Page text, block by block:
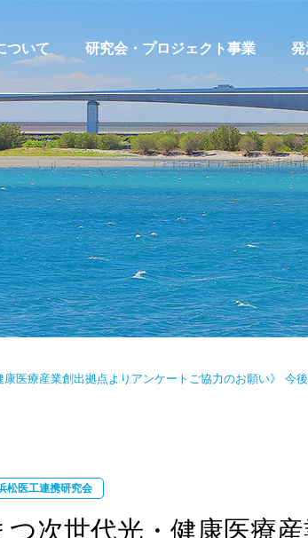
ついて 研究会・プロジェクト事業
宇宙航空技術利活用研究会
浜松医工連携研究会
環境・エネルギー活用研究会
浜松ロボット産業創成研究会
サプライヤー探索支援プロジ
ェクト
販路開拓支援・共創プロジェ
クト
発
康医療産業創出拠点よりアンケートご協力のお願い》 今
松医工連携研究会
つ次世代光・健康医療